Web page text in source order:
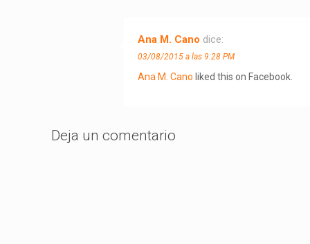
Ana M. Cano dice:
03/08/2015 a las 9:28 PM
Ana M. Cano liked this on Facebook.
Deja un comentario